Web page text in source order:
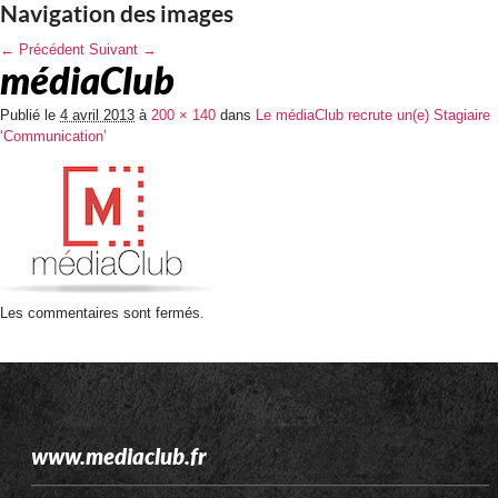
Navigation des images
← Précédent Suivant →
médiaClub
Publié le 4 avril 2013 à 200 × 140 dans Le médiaClub recrute un(e) Stagiaire
‘Communication’
Les commentaires sont fermés.
www.mediaclub.fr